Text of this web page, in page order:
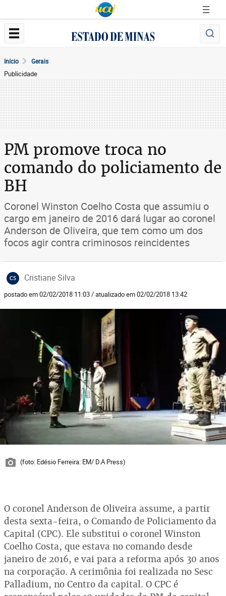
Início Gerais
Publicidade
PM promove troca no
comando do policiamento de
BH
Coronel Winston Coelho Costa que assumiu o
cargo em janeiro de 2016 dará lugar ao coronel
Anderson de Oliveira, que tem como um dos
focos agir contra criminosos reincidentes
CS Cristiane Silva
postado em 02/02/2018 11:03 / atualizado em 02/02/2018 13:42
(foto: Edésio Ferreira: EM/ D.A Press)
O coronel Anderson de Oliveira assume, a partir
desta sexta-feira, o Comando de Policiamento da
Capital (CPC). Ele substitui o coronel Winston
Coelho Costa, que estava no comando desde
janeiro de 2016, e vai para a reforma após 30 anos
na corporação. A cerimônia foi realizada no Sesc
Palladium, no Centro da capital. O CPC é